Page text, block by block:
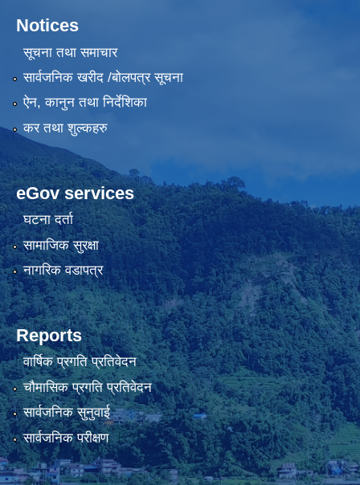
Notices
सूचना तथा समाचार
सार्वजनिक खरीद /बोलपत्र सूचना
ऐन, कानुन तथा निर्देशिका
कर तथा शुल्कहरु
eGov services
घटना दर्ता
सामाजिक सुरक्षा
नागरिक वडापत्र
Reports
वार्षिक प्रगति प्रतिवेदन
चौमासिक प्रगति प्रतिवेदन
सार्वजनिक सुनुवाई
सार्वजनिक परीक्षण